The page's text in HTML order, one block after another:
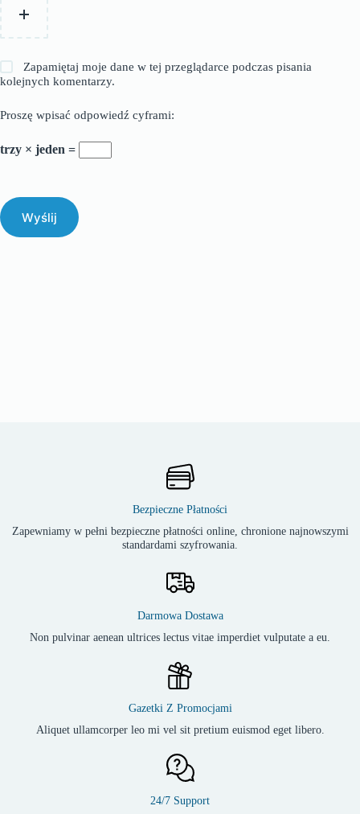
Zapamiętaj moje dane w tej przeglądarce podczas pisania
kolejnych komentarzy.
Proszę wpisać odpowiedź cyframi:
trzy × jeden =
Wyślij
Bezpieczne Płatności
Zapewniamy w pełni bezpieczne płatności online, chronione najnowszymi
standardami szyfrowania.
Darmowa Dostawa
Non pulvinar aenean ultrices lectus vitae imperdiet vulputate a eu.
Gazetki Z Promocjami
Aliquet ullamcorper leo mi vel sit pretium euismod eget libero.
24/7 Support